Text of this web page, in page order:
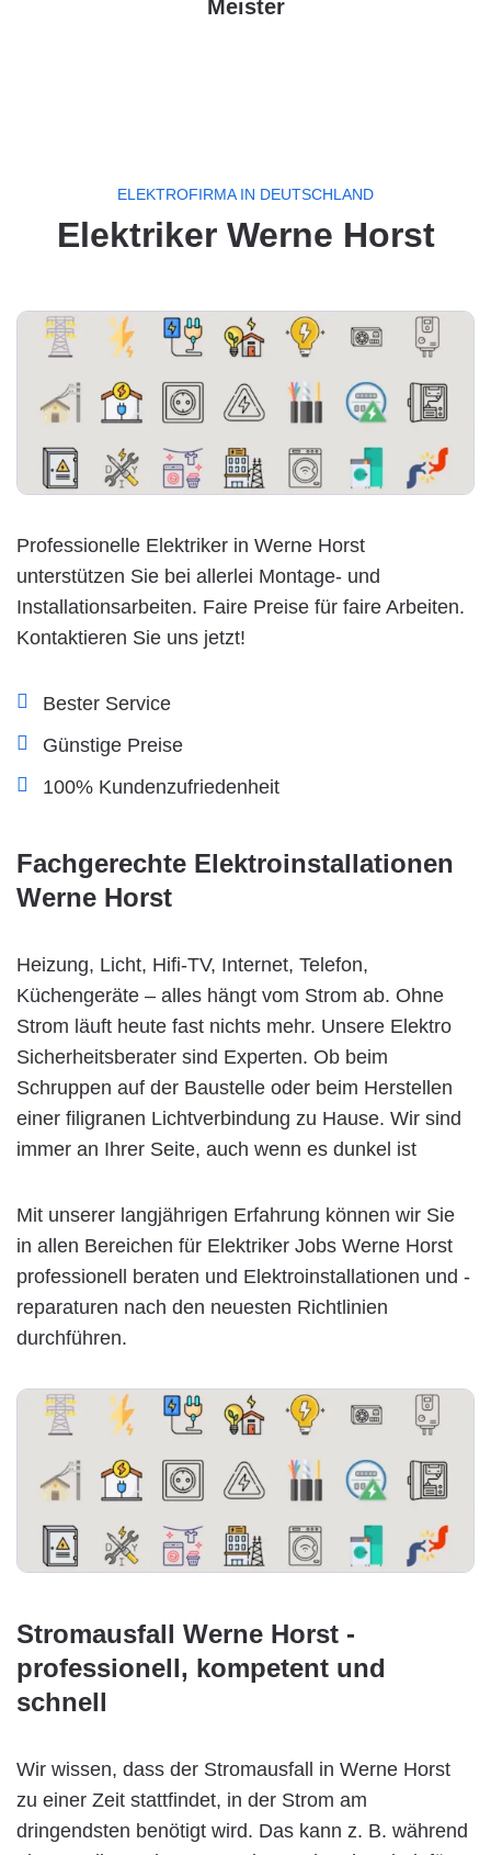
Meister
ELEKTROFIRMA IN DEUTSCHLAND
Elektriker Werne Horst
Professionelle Elektriker in Werne Horst
unterstützen Sie bei allerlei Montage- und
Installationsarbeiten. Faire Preise für faire Arbeiten.
Kontaktieren Sie uns jetzt!
Bester Service
Günstige Preise
100% Kundenzufriedenheit
Fachgerechte Elektroinstallationen
Werne Horst
Heizung, Licht, Hifi-TV, Internet, Telefon,
Küchengeräte – alles hängt vom Strom ab. Ohne
Strom läuft heute fast nichts mehr. Unsere Elektro
Sicherheitsberater sind Experten. Ob beim
Schruppen auf der Baustelle oder beim Herstellen
einer filigranen Lichtverbindung zu Hause. Wir sind
immer an Ihrer Seite, auch wenn es dunkel ist
Mit unserer langjährigen Erfahrung können wir Sie
in allen Bereichen für Elektriker Jobs Werne Horst
professionell beraten und Elektroinstallationen und -
reparaturen nach den neuesten Richtlinien
durchführen.
Stromausfall Werne Horst -
professionell, kompetent und
schnell
Wir wissen, dass der Stromausfall in Werne Horst
zu einer Zeit stattfindet, in der Strom am
dringendsten benötigt wird. Das kann z. B. während